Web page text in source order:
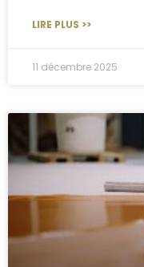
LIRE PLUS >>
11 décembre 2025